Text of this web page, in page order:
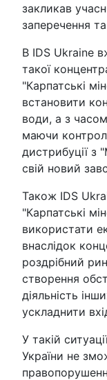
закликав
заперечення
В IDS Ukraine
такої
"Карпатські
встановити
води, а з
маючи
дистрибуції
свій новий
Також IDS
"Карпатські
використати
внаслідок
роздрібний
створення
діяльність
ускладнити
У такій
України не